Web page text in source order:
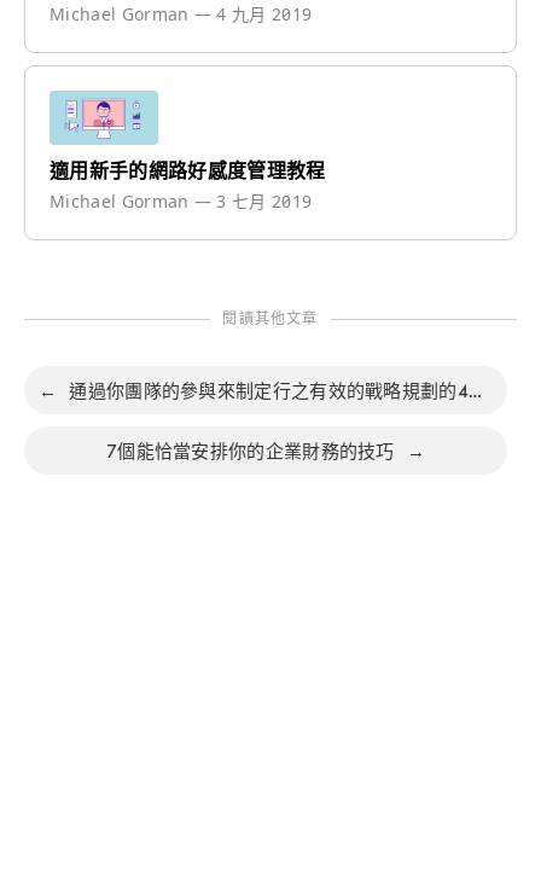
Michael Gorman —4 九月 2019
適用新手的網路好感度管理教程
Michael Gorman —3 七月 2019
閱讀其他文章
← 通過你團隊的參與來制定行之有效的戰略規劃的4個關鍵點
7個能恰當安排你的企業財務的技巧 →